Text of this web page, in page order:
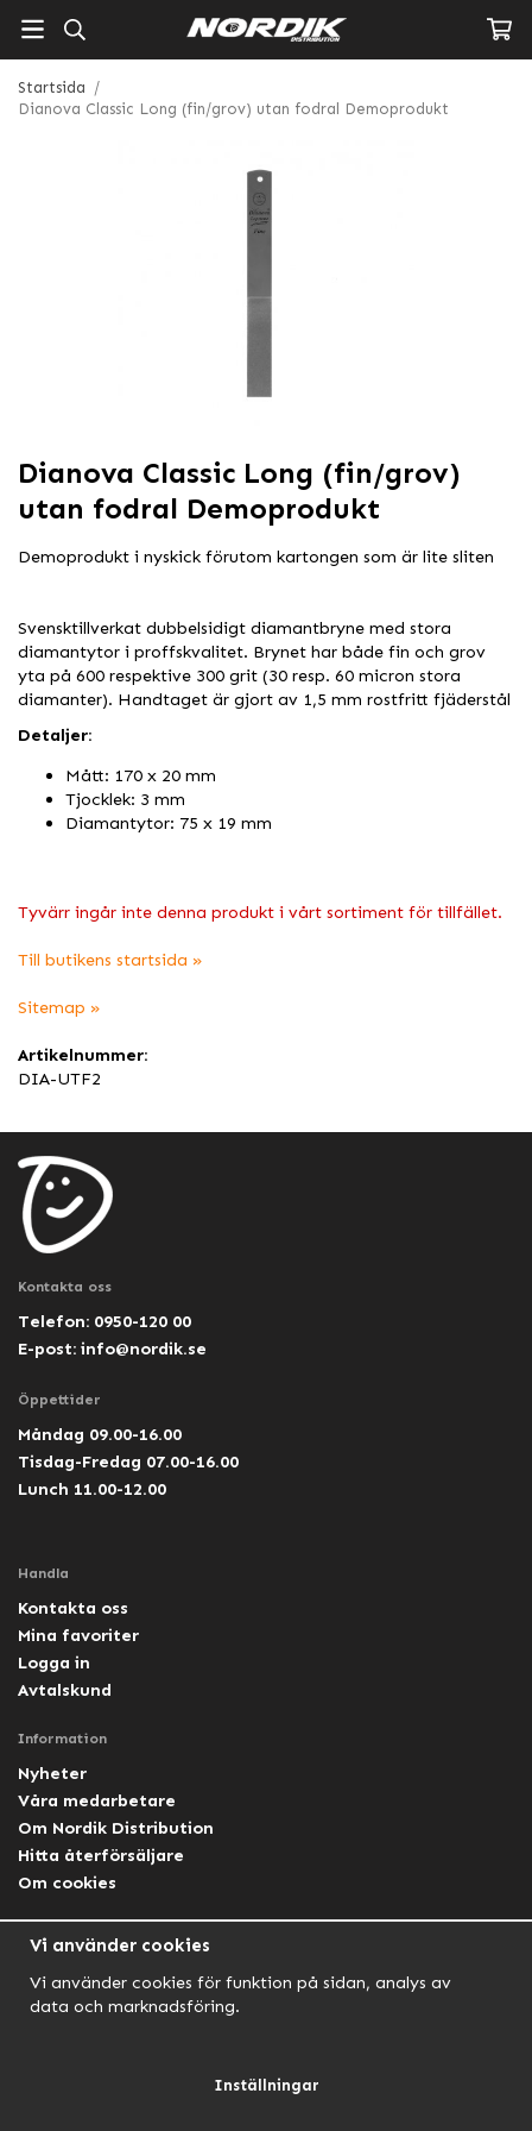
Startsida /
Dianova Classic Long (fin/grov) utan fodral Demoprodukt
Dianova Classic Long (fin/grov)
utan fodral Demoprodukt
Demoprodukt i nyskick förutom kartongen som är lite sliten
Svensktillverkat dubbelsidigt diamantbryne med stora
diamantytor i proffskvalitet. Brynet har både fin och grov
yta på 600 respektive 300 grit (30 resp. 60 micron stora
diamanter). Handtaget är gjort av 1,5 mm rostfritt fjäderstål
Detaljer:
Mått: 170 x 20 mm
Tjocklek: 3 mm
Diamantytor: 75 x 19 mm
Tyvärr ingår inte denna produkt i vårt sortiment för tillfället.
Till butikens startsida »
Sitemap »
Artikelnummer:
DIA-UTF2
Kontakta oss
Telefon: 0950-120 00
E-post: info@nordik.se
Öppettider
Måndag 09.00-16.00
Tisdag-Fredag 07.00-16.00
Lunch 11.00-12.00
Handla
Kontakta oss
Mina favoriter
Logga in
Avtalskund
Information
Nyheter
Våra medarbetare
Om Nordik Distribution
Hitta återförsäljare
Om cookies
Facebook Lightforce Sweden
Vi använder cookies
Vi använder cookies för funktion på sidan, analys av
data och marknadsföring.
Inställningar